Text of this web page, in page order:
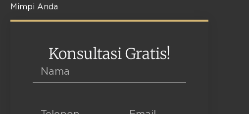
Mimpi Anda
Konsultasi Gratis!